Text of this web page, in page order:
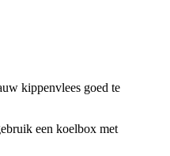
kippenvlees goed te
een koelbox met